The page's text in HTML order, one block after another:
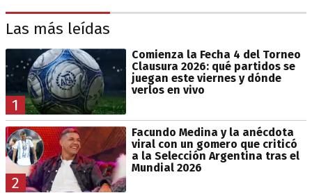
Las más leídas
1
Comienza la Fecha 4 del Torneo
Clausura 2026: qué partidos se
juegan este viernes y dónde
verlos en vivo
2
Facundo Medina y la anécdota
viral con un gomero que criticó
a la Selección Argentina tras el
Mundial 2026